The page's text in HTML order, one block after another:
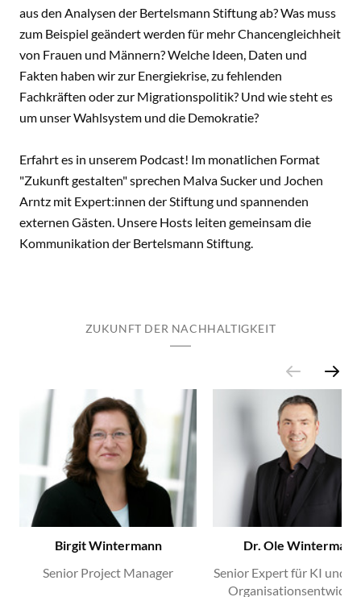
aus den Analysen der Bertelsmann Stiftung ab? Was muss
zum Beispiel geändert werden für mehr Chancengleichheit
von Frauen und Männern? Welche Ideen, Daten und
Fakten haben wir zur Energiekrise, zu fehlenden
Fachkräften oder zur Migrationspolitik? Und wie steht es
um unser Wahlsystem und die Demokratie?
Erfahrt es in unserem Podcast! Im monatlichen Format
"Zukunft gestalten" sprechen Malva Sucker und Jochen
Arntz mit Expert:innen der Stiftung und spannenden
externen Gästen. Unsere Hosts leiten gemeinsam die
Kommunikation der Bertelsmann Stiftung.
ZUKUNFT DER NACHHALTIGKEIT
Birgit Wintermann
Senior Project Manager
Dr. Ole Wintermann
Senior Expert für KI und